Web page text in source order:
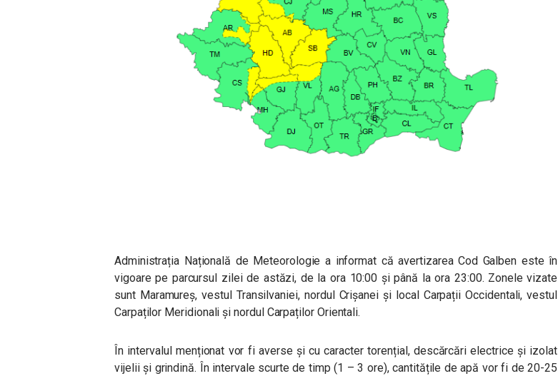
Administrația Națională de Meteorologie a informat că avertizarea Cod Galben este în
vigoare pe parcursul zilei de astăzi, de la ora 10:00 și până la ora 23:00. Zonele vizate
sunt Maramureș, vestul Transilvaniei, nordul Crișanei și local Carpații Occidentali, vestul
Carpaților Meridionali și nordul Carpaților Orientali.
În intervalul menționat vor fi averse și cu caracter torențial, descărcări electrice și izolat
vijelii și grindină. În intervale scurte de timp (1 – 3 ore), cantitățile de apă vor fi de 20-25